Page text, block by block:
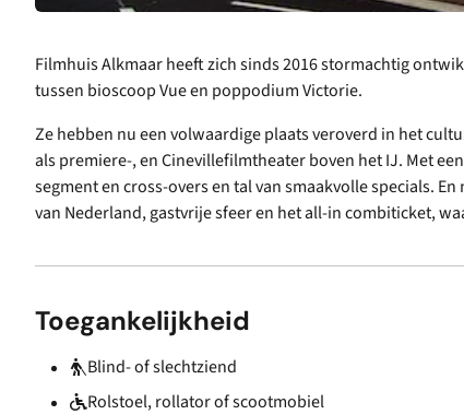
Filmhuis Alkmaar heeft zich sinds 2016 stormachtig
tussen bioscoop Vue en poppodium Victorie.
Ze hebben nu een volwaardige plaats veroverd in het
als premiere-, en Cinevillefilmtheater boven het IJ. Met
segment en cross-overs en tal van smaakvolle specials.
van Nederland, gastvrije sfeer en het all-in combiticket,
Toegankelijkheid
Blind- of slechtziend
Rolstoel, rollator of scootmobiel